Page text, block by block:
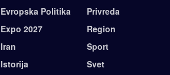
Evropska Politika
Expo 2027
Iran
Istorija
Privreda
Region
Sport
Svet